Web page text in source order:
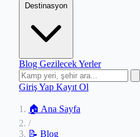
Destinasyon
Blog Gezilecek Yerler
Giriş Yap Kayıt Ol
🏠 Ana Sayfa
/
📝 Blog